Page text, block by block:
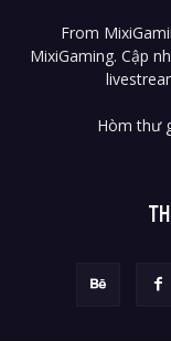
From
MixiGaming. Cập
Hòm thư